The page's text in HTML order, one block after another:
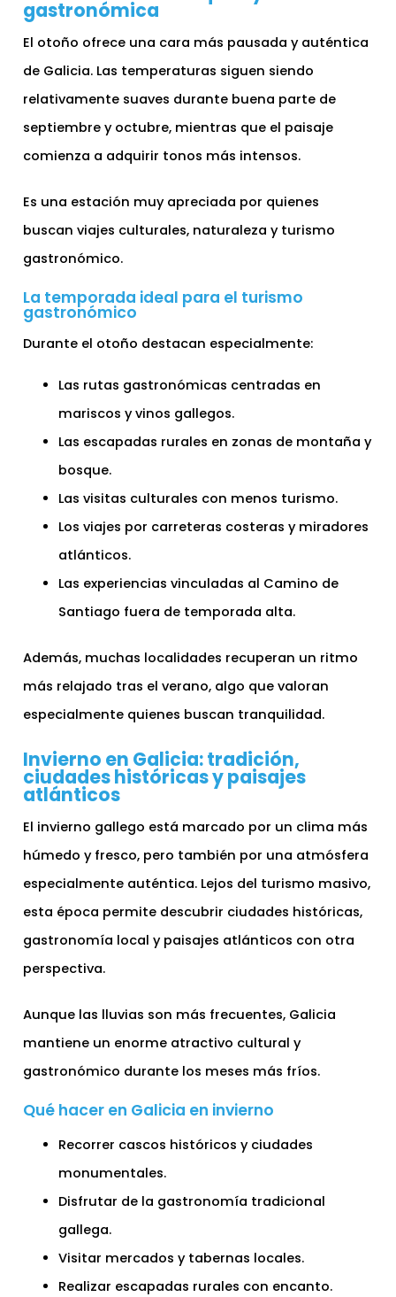
gastronómica
El otoño ofrece una cara más pausada y auténtica
de Galicia. Las temperaturas siguen siendo
relativamente suaves durante buena parte de
septiembre y octubre, mientras que el paisaje
comienza a adquirir tonos más intensos.
Es una estación muy apreciada por quienes
buscan viajes culturales, naturaleza y turismo
gastronómico.
La temporada ideal para el turismo
gastronómico
Durante el otoño destacan especialmente:
Las rutas gastronómicas centradas en
mariscos y vinos gallegos.
Las escapadas rurales en zonas de montaña y
bosque.
Las visitas culturales con menos turismo.
Los viajes por carreteras costeras y miradores
atlánticos.
Las experiencias vinculadas al Camino de
Santiago fuera de temporada alta.
Además, muchas localidades recuperan un ritmo
más relajado tras el verano, algo que valoran
especialmente quienes buscan tranquilidad.
Invierno en Galicia: tradición,
ciudades históricas y paisajes
atlánticos
El invierno gallego está marcado por un clima más
húmedo y fresco, pero también por una atmósfera
especialmente auténtica. Lejos del turismo masivo,
esta época permite descubrir ciudades históricas,
gastronomía local y paisajes atlánticos con otra
perspectiva.
Aunque las lluvias son más frecuentes, Galicia
mantiene un enorme atractivo cultural y
gastronómico durante los meses más fríos.
Qué hacer en Galicia en invierno
Recorrer cascos históricos y ciudades
monumentales.
Disfrutar de la gastronomía tradicional
gallega.
Visitar mercados y tabernas locales.
Realizar escapadas rurales con encanto.